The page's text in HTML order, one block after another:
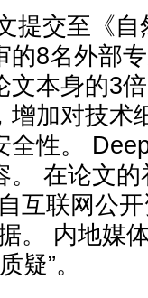
提交至《
的8名外部
文本身的3
增加对技术
全性。
。 在论文
互联网公
。 内地媒
疑”。